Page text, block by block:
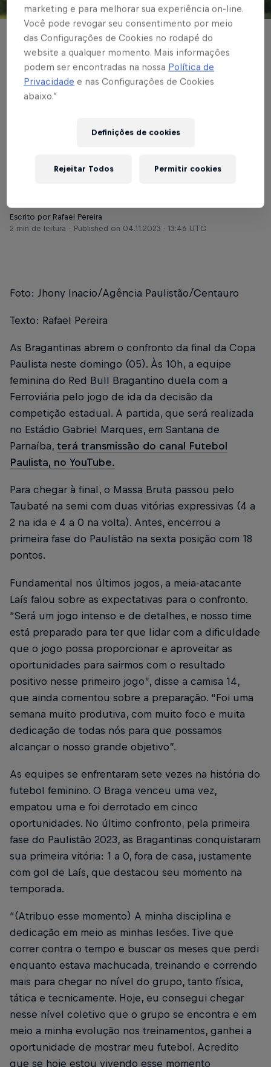
© Red Bull Bragantino
FUTEBOL FEMININO
Red Bull Bragantino
recebe a Ferroviária
final da Copa Paulista
Feminina
Escrito por Rafael Pereira
2 min de leitura
Published on 04.11.2023 · 13:46 UTC
Foto: Jhony Inacio/Agência Paulistão/Centauro
Texto: Rafael Pereira
As Bragantinas abrem o confronto da final da Copa
Paulista neste domingo (05). Às 10h, a equipe
feminina do Red Bull Bragantino duela com a
Ferroviária pelo jogo de ida da decisão da
competição estadual. A partida, que será realizada
no Estádio Gabriel Marques, em Santana de
Parnaíba, terá transmissão do canal Futebol
Paulista, no YouTube.
Para chegar à final, o Massa Bruta passou pelo
Taubaté na semi com duas vitórias expressivas (4 a
2 na ida e 4 a 0 na volta). Antes, encerrou a
primeira fase do Paulistão na sexta posição com 18
pontos.
Fundamental nos últimos jogos, a meia-atacante
Laís falou sobre as expectativas para o confronto.
“Será um jogo intenso e de detalhes, e nosso time
está preparado para ter que lidar com a dificuldade
que o jogo possa proporcionar e aproveitar as
oportunidades para sairmos com o resultado
positivo nesse primeiro jogo”, disse a camisa 14,
que ainda comentou sobre a preparação. “Foi uma
semana muito produtiva, com muito foco e muita
dedicação de todas nós para que possamos
alcançar o nosso grande objetivo”.
As equipes se enfrentaram sete vezes na história do
futebol feminino. O Braga venceu uma vez,
empatou uma e foi derrotado em cinco
oportunidades. No último confronto, pela primeira
fase do Paulistão 2023, as Bragantinas conquistaram
sua primeira vitória: 1 a 0, fora de casa, justamente
com gol de Laís, que destacou seu momento na
temporada.
“(Atribuo esse momento) A minha disciplina e
dedicação em meio as minhas lesões. Tive que
correr contra o tempo e buscar os meses que perdi
enquanto estava machucada, treinando e correndo
mais para chegar no nível do grupo, tanto física,
tática e tecnicamente. Hoje, eu consegui chegar
nesse nível coletivo que o grupo se encontra e em
meio a minha evolução nos treinamentos, ganhei a
oportunidade de mostrar meu futebol. Acredito
que se hoje estou vivendo esse momento
marketing e para melhorar sua experiência on-line.
Você pode revogar seu consentimento por meio
das Configurações de Cookies no rodapé do
website a qualquer momento. Mais informações
podem ser encontradas na nossa Política de
Privacidade e nas Configurações de Cookies
abaixo.”
Definições de cookies
Rejeitar Todos Permitir cookies